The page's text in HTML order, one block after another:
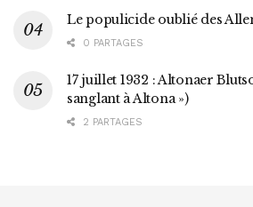
Le populicide oublié des
0 PARTAGES
17 juillet 1932 : Altonaer
sanglant à Altona »)
2 PARTAGES